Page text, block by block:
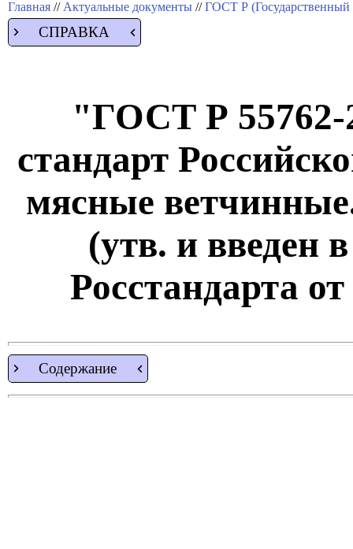
Главная // Актуальные документы //ГОСТ Р (Государственный
СПРАВКА
"ГОСТ Р 55762-
стандарт
мясные
(утв. и введен
Росстандарта
Содержание